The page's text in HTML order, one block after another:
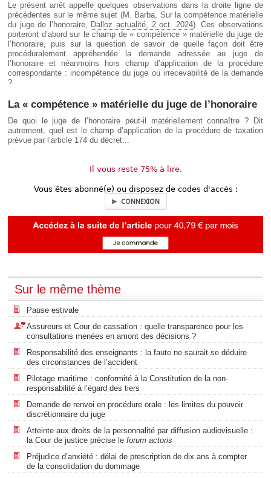
Le présent arrêt appelle quelques observations dans la droite ligne de
précédentes sur le même sujet (M. Barba, Sur la compétence matérielle
du juge de l’honoraire, Dalloz actualité, 2 oct. 2024). Ces observations
porteront d’abord sur le champ de « compétence » matérielle du juge de
l’honoraire, puis sur la question de savoir de quelle façon doit être
procéduralement appréhendée la demande adressée au juge de
l’honoraire et néanmoins hors champ d’application de la procédure
correspondante : incompétence du juge ou irrecevabilité de la demande
?
La « compétence » matérielle du juge de l’honoraire
De quoi le juge de l’honoraire peut-il matériellement connaître ? Dit
autrement, quel est le champ d’application de la procédure de taxation
prévue par l’article 174 du décret...
Il vous reste 75% à lire.
Vous êtes abonné(e) ou disposez de codes d'accès :
CONNEXION
Sur le même thème
Pause estivale
Assureurs et Cour de cassation : quelle transparence pour les
consultations menées en amont des décisions ?
Responsabilité des enseignants : la faute ne saurait se déduire
des circonstances de l’accident
Pilotage maritime : conformité à la Constitution de la non-
responsabilité à l’égard des tiers
Demande de renvoi en procédure orale : les limites du pouvoir
discrétionnaire du juge
Atteinte aux droits de la personnalité par diffusion audiovisuelle :
la Cour de justice précise le forum actoris
Préjudice d’anxiété : délai de prescription de dix ans à compter
de la consolidation du dommage